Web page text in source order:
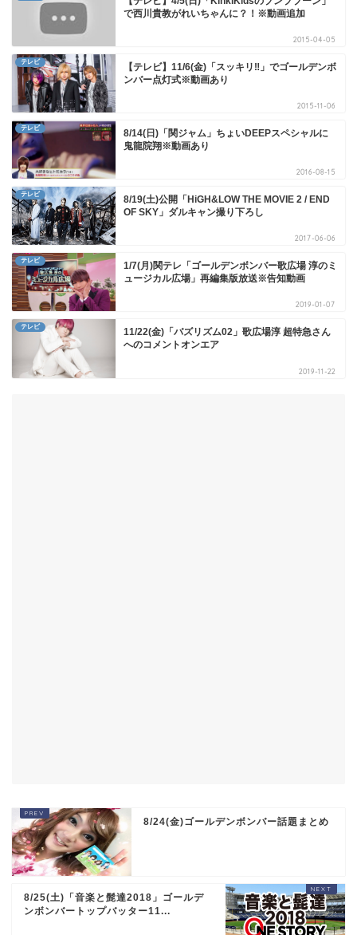
で西川貴教がれいちゃんに？！※動画追加
2015-04-05
テレビ
【テレビ】11/6(金)「スッキリ‼」でゴールデンボ
ンバー点灯式※動画あり
2015-11-06
テレビ
8/14(日)「関ジャム」ちょいDEEPスペシャルに
鬼龍院翔※動画あり
2016-08-15
テレビ
8/19(土)公開「HiGH&LOW THE MOVIE 2 / END
OF SKY」ダルキャン撮り下ろし
2017-06-06
テレビ
1/7(月)関テレ「ゴールデンボンバー歌広場 淳のミ
ュージカル広場」再編集版放送※告知動画
2019-01-07
テレビ
11/22(金)「バズリズム02」歌広場淳 超特急さん
へのコメントオンエア
2019-11-22
8/24(金)ゴールデンボンバー話題まとめ
8/25(土)「音楽と髭達2018」ゴールデ
ンボンバートップバッター11...